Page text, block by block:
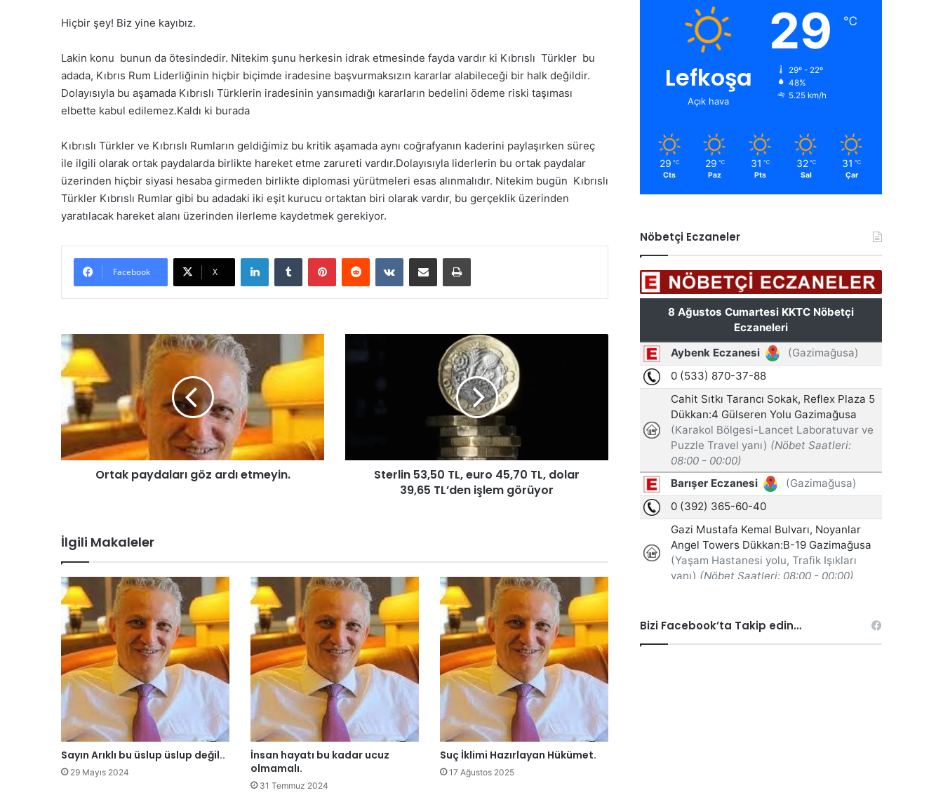
Hiçbir şey! Biz yine kayıbız.
Lakin konu bunun da ötesindedir. Nitekim şunu herkesin idrak etmesinde fayda vardır ki Kıbrıslı Türkler bu
adada, Kıbrıs Rum Liderliğinin hiçbir biçimde iradesine başvurmaksızın kararlar alabileceği bir halk değildir.
Dolayısıyla bu aşamada Kıbrıslı Türklerin iradesinin yansımadığı kararların bedelini ödeme riski taşıması
elbette kabul edilemez.Kaldı ki burada
Kıbrıslı Türkler ve Kıbrıslı Rumların geldiğimiz bu kritik aşamada aynı coğrafyanın kaderini paylaşırken süreç
ile ilgili olarak ortak paydalarda birlikte hareket etme zarureti vardır.Dolayısıyla liderlerin bu ortak paydalar
üzerinden hiçbir siyasi hesaba girmeden birlikte diplomasi yürütmeleri esas alınmalıdır. Nitekim bugün Kıbrıslı
Türkler Kıbrıslı Rumlar gibi bu adadaki iki eşit kurucu ortaktan biri olarak vardır, bu gerçeklik üzerinden
yaratılacak hareket alanı üzerinden ilerleme kaydetmek gerekiyor.
Facebook X
O
t
a
a
y
d
g
ö
z
a
r
d
ı
e
m
e
n
.
Ortak paydaları göz ardı etmeyin.
3
e
u
r
4
5
,
7
0
T
L
,
d
o
Sterlin 53,50 TL, euro 45,70 TL, dolar
39,65 TL’den işlem görüyor
İlgili Makaleler
Sayın Arıklı bu üslup üslup değil..
29 Mayıs 2024
İnsan hayatı bu kadar ucuz
olmamalı.
31 Temmuz 2024
Suç İklimi Hazırlayan Hükümet.
17 Ağustos 2025
Lefkoşa
Açık hava
29 ℃
29º - 22º
48%
5.25 km/h
29 ℃
Cts
29 ℃
Paz
31 ℃
Pts
32 ℃
Sal
31 ℃
Çar
Nöbetçi Eczaneler
Bizi Facebook’ta Takip edin…